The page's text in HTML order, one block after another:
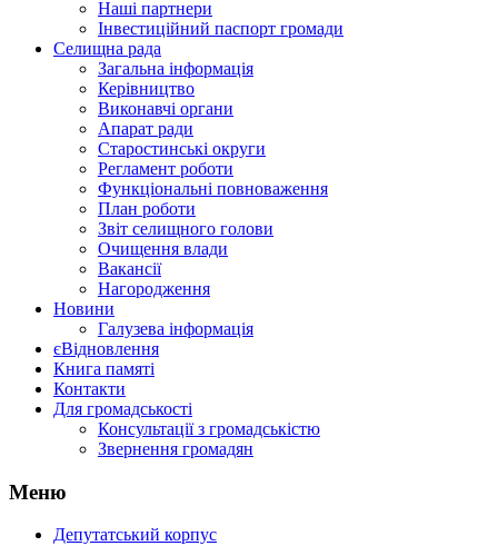
Наші партнери
Інвестиційний паспорт громади
Селищна рада
Загальна інформація
Керівництво
Виконавчі органи
Апарат ради
Старостинські округи
Регламент роботи
Функціональні повноваження
План роботи
Звіт селищного голови
Очищення влади
Вакансії
Нагородження
Новини
Галузева інформація
єВідновлення
Книга памяті
Контакти
Для громадськості
Консультації з громадськістю
Звернення громадян
Меню
Депутатський корпус